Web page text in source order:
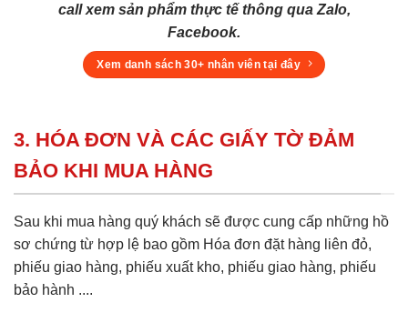
call xem sản phẩm thực tế thông qua Zalo,
Facebook.
Xem danh sách 30+ nhân viên tại đây
3. HÓA ĐƠN VÀ CÁC GIẤY TỜ ĐẢM
BẢO KHI MUA HÀNG
Sau khi mua hàng quý khách sẽ được cung cấp những hồ
sơ chứng từ hợp lệ bao gồm Hóa đơn đặt hàng liên đỏ,
phiếu giao hàng, phiếu xuất kho, phiếu giao hàng, phiếu
bảo hành ....